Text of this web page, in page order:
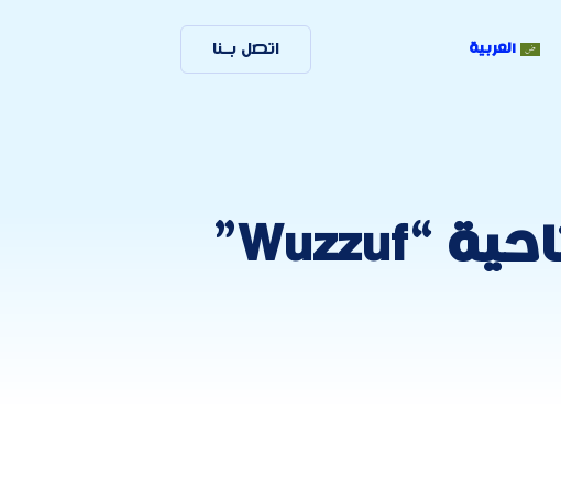
العربية اتصل بـنا
كيف ساعد تتبع ترتيب الكلمات المفتاحية “Wuzzuf”